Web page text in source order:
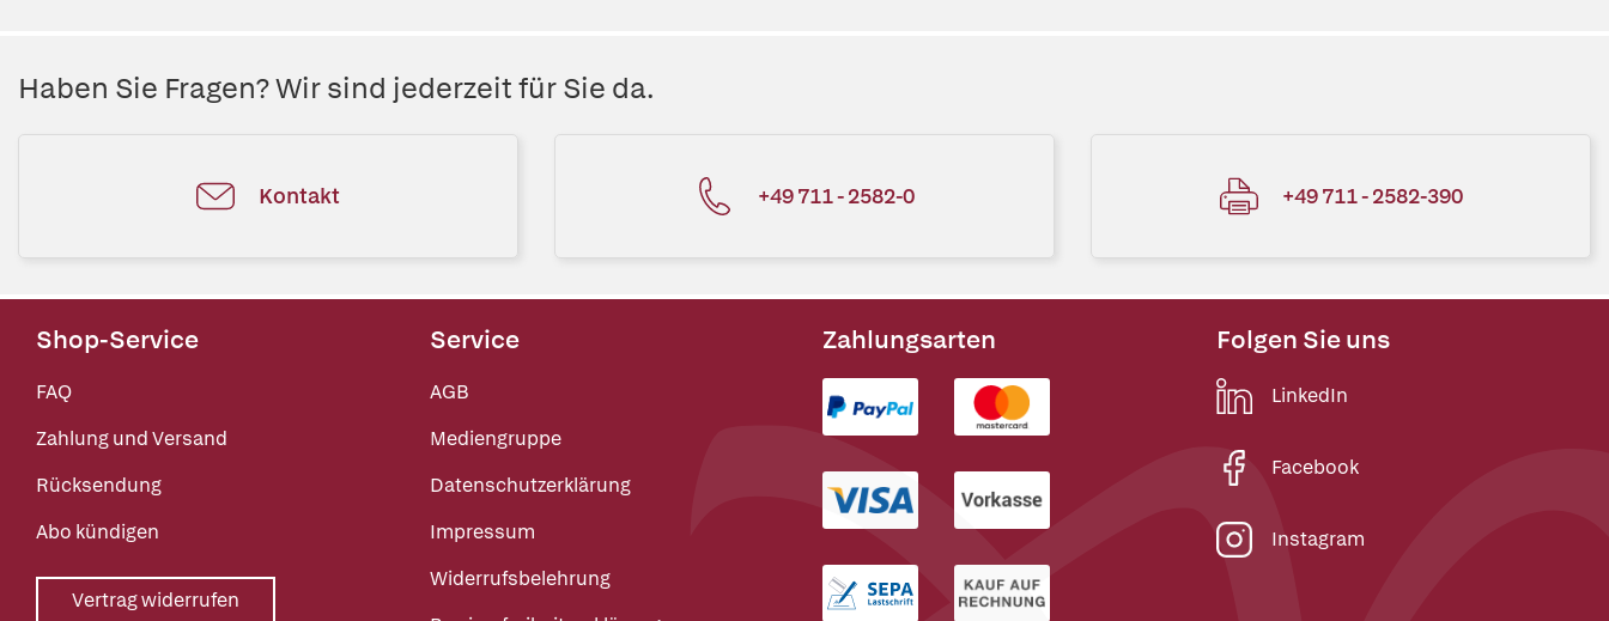
Haben Sie Fragen? Wir sind jederzeit für Sie da.
Kontakt +49 711 - 2582-0 +49 711 - 2582-390
Shop-Service
FAQ
Zahlung und Versand
Rücksendung
Abo kündigen
Vertrag widerrufen
Service
AGB
Mediengruppe
Datenschutzerklärung
Impressum
Widerrufsbelehrung
Zahlungsarten Folgen Sie uns
LinkedIn
Facebook
Instagram